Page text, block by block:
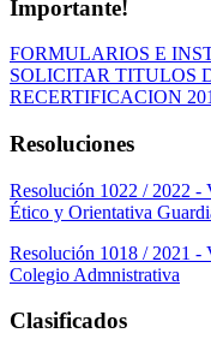
Importante!
FORMULARIOS E
SOLICITAR TITULOS
RECERTIFICACION
Resoluciones
Resolución 1022 / 2022
Ético y Orientativa
Resolución 1018 / 2021 -
Colegio Admnistrativa
Clasificados